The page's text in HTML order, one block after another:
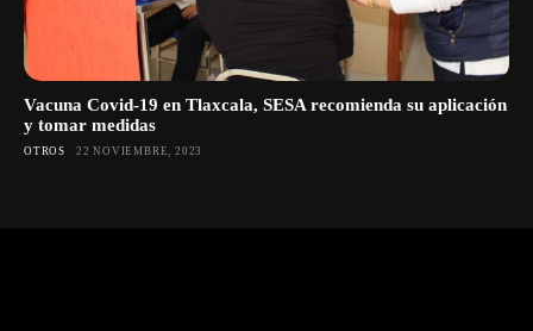
Vacuna Covid-19 en Tlaxcala, SESA recomienda su aplicación
y tomar medidas
OTROS 22 NOVIEMBRE, 2023